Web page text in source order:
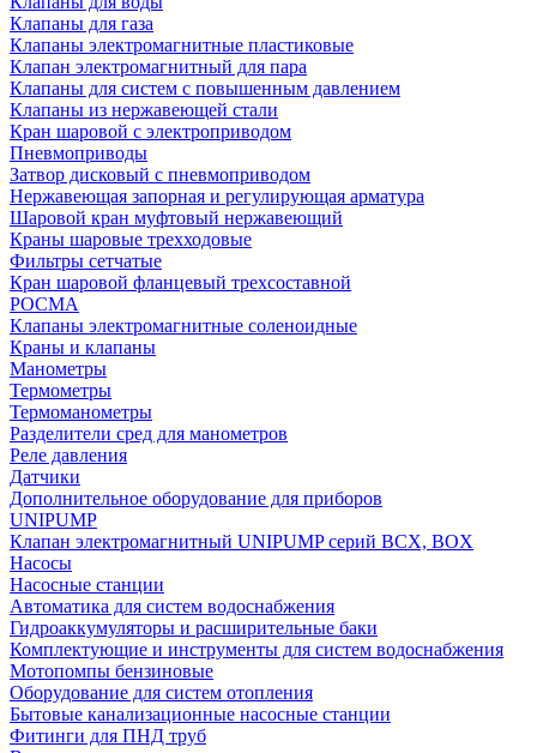
Клапаны для газа
Клапаны электромагнитные пластиковые
Клапан электромагнитный для пара
Клапаны для систем с повышенным давлением
Клапаны из нержавеющей стали
Кран шаровой с электроприводом
Пневмоприводы
Затвор дисковый с пневмоприводом
Нержавеющая запорная и регулирующая арматура
Шаровой кран муфтовый нержавеющий
Краны шаровые трехходовые
Фильтры сетчатые
Кран шаровой фланцевый трехсоставной
РОСМА
Клапаны электромагнитные соленоидные
Краны и клапаны
Манометры
Термометры
Термоманометры
Разделители сред для манометров
Реле давления
Датчики
Дополнительное оборудование для приборов
UNIPUMP
Клапан электромагнитный UNIPUMP серий BCX, BOX
Насосы
Насосные станции
Автоматика для систем водоснабжения
Гидроаккумуляторы и расширительные баки
Комплектующие и инструменты для систем водоснабжения
Мотопомпы бензиновые
Оборудование для систем отопления
Бытовые канализационные насосные станции
Фитинги для ПНД труб